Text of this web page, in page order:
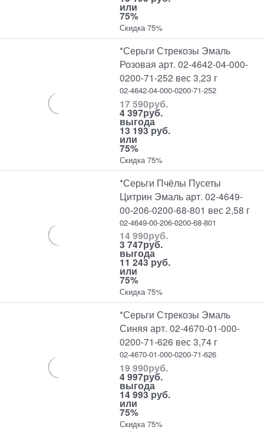
или
75%
Скидка 75%
*Серьги Стрекозы Эмаль
Розовая арт. 02-4642-04-000-
0200-71-252 вес 3,23 г
02-4642-04-000-0200-71-252
17 590руб.
4 397руб.
выгода
13 193 руб.
или
75%
Скидка 75%
*Серьги Пчёлы Пусеты
Цитрин Эмаль арт. 02-4649-
00-206-0200-68-801 вес 2,58 г
02-4649-00-206-0200-68-801
14 990руб.
3 747руб.
выгода
11 243 руб.
или
75%
Скидка 75%
*Серьги Стрекозы Эмаль
Синяя арт. 02-4670-01-000-
0200-71-626 вес 3,74 г
02-4670-01-000-0200-71-626
19 990руб.
4 997руб.
выгода
14 993 руб.
или
75%
Скидка 75%